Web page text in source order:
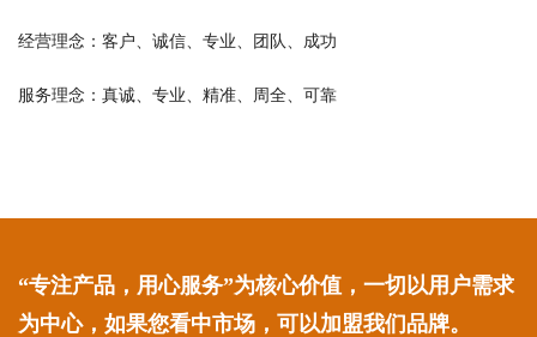
经营理念：客户、诚信、专业、团队、成功
服务理念：真诚、专业、精准、周全、可靠
“专注产品，用心服务”为核心价值，一切以用户需求
为中心，如果您看中市场，可以加盟我们品牌。